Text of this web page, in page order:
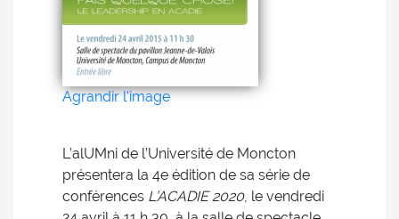
Agrandir l'image
L’alUMni de l’Université de Moncton
présentera la 4e édition de sa série de
conférences L’ACADIE 2020, le vendredi